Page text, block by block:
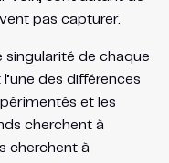
pas capturer.
singularité de chaque
des différences
et les
cherchent à
cherchent à